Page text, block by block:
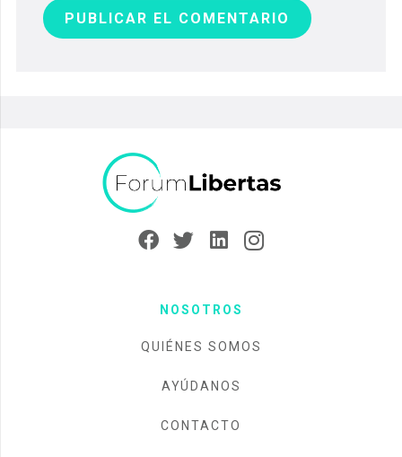
PUBLICAR EL COMENTARIO
NOSOTROS
QUIÉNES SOMOS
AYÚDANOS
CONTACTO